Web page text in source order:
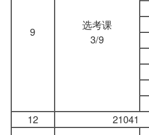
9
选考课
3/9
12
21041